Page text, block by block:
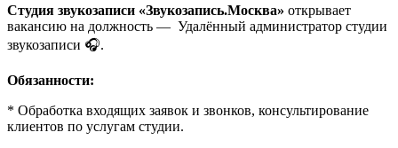
Студия звукозаписи «Звукозапись.Москва» открывает
вакансию на должность — Удалённый администратор студии
звукозаписи 🎧.
Обязанности:
* Обработка входящих заявок и звонков, консультирование
клиентов по услугам студии.